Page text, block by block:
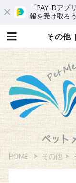
「PAY IDア
報を受け取ろう
HOME その他